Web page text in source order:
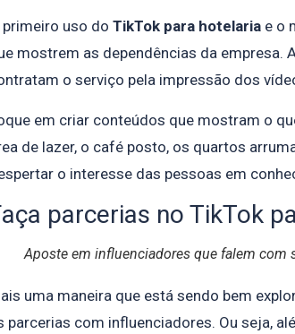
primeiro uso do TikTok para hotelaria e o
mostrem as dependências da empresa.
o serviço pela impressão dos
em criar conteúdos que mostram o
de lazer, o café posto, os quartos
o interesse das pessoas em
parcerias no TikTok
Aposte em influenciadores que falem com
uma maneira que está sendo bem
parcerias com influenciadores. Ou seja,